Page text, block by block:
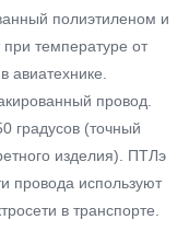
полиэтиленом и
температуре от
авиатехнике.
провод.
градусов (точный
изделия). ПТЛэ
провода используют
в транспорте.